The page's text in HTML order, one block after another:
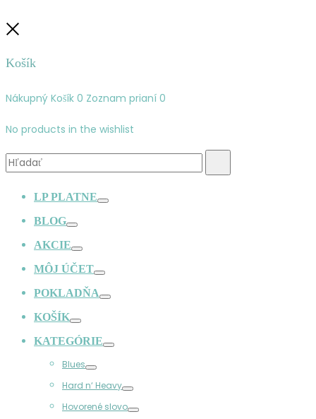
Košík
Nákupný Košík 0 Zoznam prianí 0
No products in the wishlist
Vyhľadávanie:
LP PLATNE
BLOG
AKCIE
MÔJ ÚČET
POKLADŇA
KOŠÍK
KATEGÓRIE
Blues
Hard n‘ Heavy
Hovorené slovo